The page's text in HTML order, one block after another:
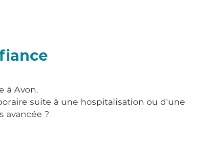
à Avon.
suite à une hospitalisation ou d'une
avancée ?